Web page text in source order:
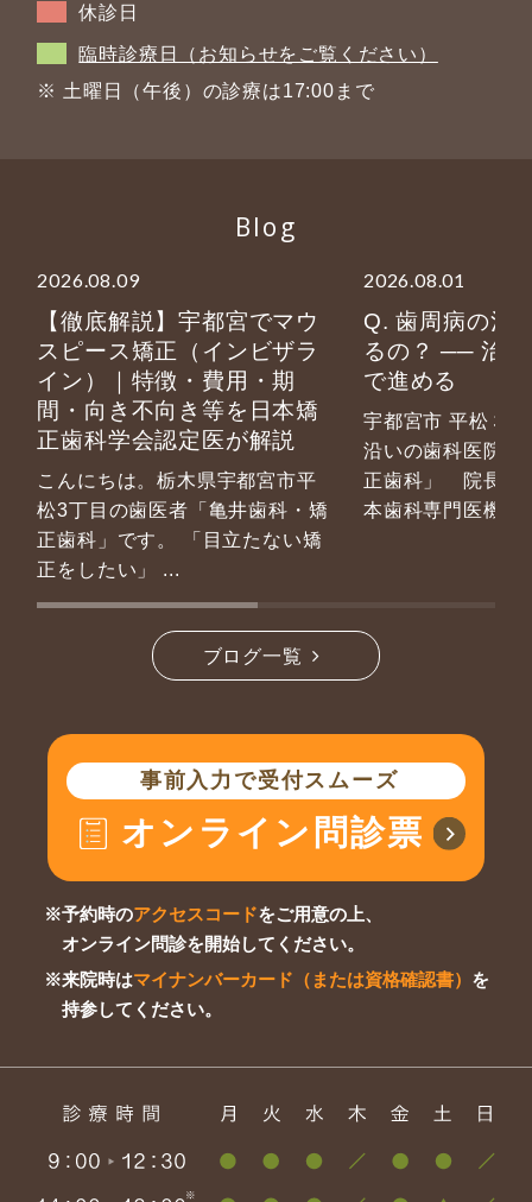
休診日
臨時診療日（お知らせをご覧ください）
※ 土曜日（午後）の診療は17:00まで
Blog
2026.08.09
【徹底解説】宇都宮でマウ
スピース矯正（インビザラ
イン）｜特徴・費用・期
間・向き不向き等を日本矯
正歯科学会認定医が解説
こんにちは。栃木県宇都宮市平
松3丁目の歯医者「亀井歯科・矯
正歯科」です。 「目立たない矯
正をしたい」
...
2026.08.01
Q. 歯周病の治
るの？ ── 治
で進める
宇都宮市 平松３
沿いの歯科医院「
正歯科」 院長の
本歯科専門医機
ブログ一覧
事前入力で受付スムーズ
オンライン問診票
※予約時のアクセスコードをご用意の上、
オンライン問診を開始してください。
※来院時はマイナンバーカード（または資格確認書） を
持参してください。